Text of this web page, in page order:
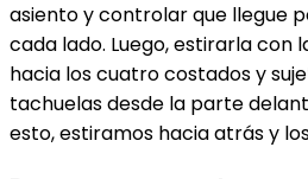
asiento y controlar que llegue
cada lado. Luego, estirarla con
hacia los cuatro costados y
tachuelas desde la parte
esto, estiramos hacia atrás y